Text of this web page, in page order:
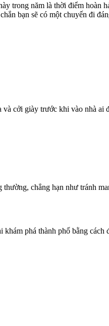
trong năm là thời điểm hoàn
bạn sẽ có một chuyến đi
cởi giày trước khi vào nhà ai
chẳng hạn như tránh
phá thành phố bằng cách